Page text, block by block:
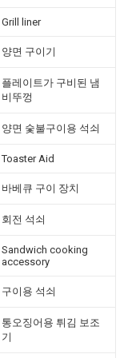
Grill liner
양면 구이기
플레이트가 구비된 냄
비뚜껑
양면 숯불구이용 석쇠
Toaster Aid
바베큐 구이 장치
회전 석쇠
Sandwich cooking
accessory
구이용 석쇠
통오징어용 튀김 보조
기